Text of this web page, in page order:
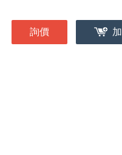
詢價